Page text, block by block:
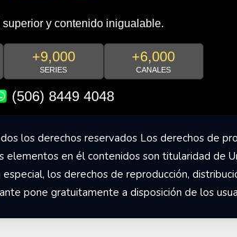
superior y contenido inigualable.
+9,000
SERIES
+6,000
CANALES
(506) 8449 4048
los derechos reservados Los derechos de
en él contenidos son titularidad de
los derechos de reproducción,
pone gratuitamente a disposición de los